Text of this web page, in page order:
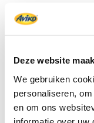
Deze website
We gebruiken
personaliseren,
en om ons
informatie over uw
zout in een kom.
roer met een vork tot
iets plat; dit gaat
Bak de koekjes in de
gaar. Leg ze uit de
zacht en snel
Besmeerde cake met